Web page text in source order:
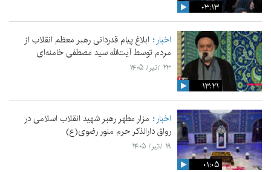
۰۳:۱۳
۱۳:۲۱
اخبار ابلاغ پیام قدردانی رهبر معظم انقلاب از
مردم توسط آیت‌الله سید مصطفی خامنه‌ای
۲۳ /تیر/ ۱۴۰۵
۰۱:۰۵
اخبار مزار مطهر رهبر شهید انقلاب اسلامی در
رواق دارالذکر حرم منور رضوی(ع)
۱۹ /تیر/ ۱۴۰۵